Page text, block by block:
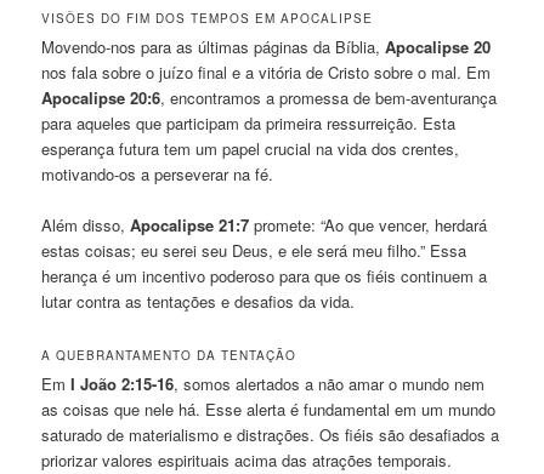
VISÕES DO FIM DOS TEMPOS EM APOCALIPSE
Movendo-nos para as últimas páginas da Bíblia,Apocalipse 20
nos fala sobre o juízo final e a vitória de Cristo sobre o mal. Em
Apocalipse 20:6, encontramos a promessa de bem-aventurança
para aqueles que participam da primeira ressurreição. Esta
esperança futura tem um papel crucial na vida dos crentes,
motivando-os a perseverar na fé.
Além disso,Apocalipse 21:7 promete: “Ao que vencer, herdará
estas coisas; eu serei seu Deus, e ele será meu filho.” Essa
herança é um incentivo poderoso para que os fiéis continuem a
lutar contra as tentações e desafios da vida.
A QUEBRANTAMENTO DA TENTAÇÃO
EmI João 2:15-16, somos alertados a não amar o mundo nem
as coisas que nele há. Esse alerta é fundamental em um mundo
saturado de materialismo e distrações. Os fiéis são desafiados a
priorizar valores espirituais acima das atrações temporais.